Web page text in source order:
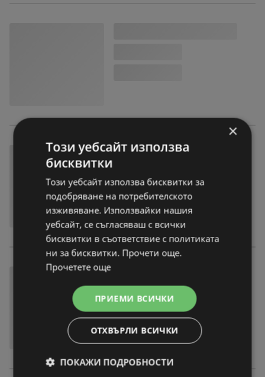
×
Този уебсайт използва
бисквитки
Този уебсайт използва бисквитки за
подобряване на потребителското
изживяване. Използвайки нашия
уебсайт, се съгласяваш с всички
бисквитки в съответствие с политиката
ни за бисквитки. Прочети още.
Прочетете още
ПРИЕМИ ВСИЧКИ
ОТХВЪРЛИ ВСИЧКИ
ПОКАЖИ ПОДРОБНОСТИ